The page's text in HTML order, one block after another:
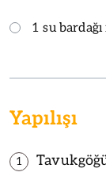
1 su
Yapılışı
1